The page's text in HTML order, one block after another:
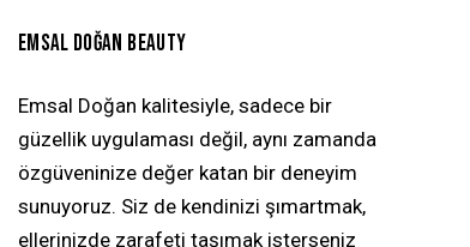
EMSAL DOĞAN BEAUTY
Emsal Doğan kalitesiyle, sadece bir
güzellik uygulaması değil, aynı zamanda
özgüveninize değer katan bir deneyim
sunuyoruz. Siz de kendinizi şımartmak,
ellerinizde zarafeti taşımak isterseniz